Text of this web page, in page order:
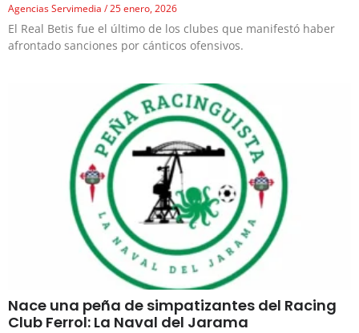
Agencias Servimedia 25 enero, 2026
El Real Betis fue el último de los clubes que manifestó haber
afrontado sanciones por cánticos ofensivos.
Nace una peña de simpatizantes del Racing
Club Ferrol: La Naval del Jarama